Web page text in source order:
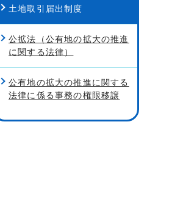
土地取引届出制度
公拡法（公有地の拡大の推進
に関する法律）
公有地の拡大の推進に関する
法律に係る事務の権限移譲